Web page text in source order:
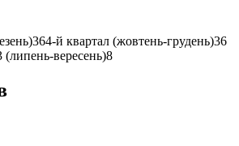
364-й квартал (жовтень-грудень)36
(липень-вересень)8